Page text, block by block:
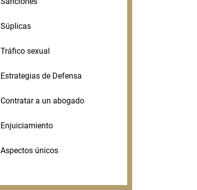
Súplicas
Tráfico sexual
Estrategias de Defensa
Contratar a un abogado
Enjuiciamiento
Aspectos únicos